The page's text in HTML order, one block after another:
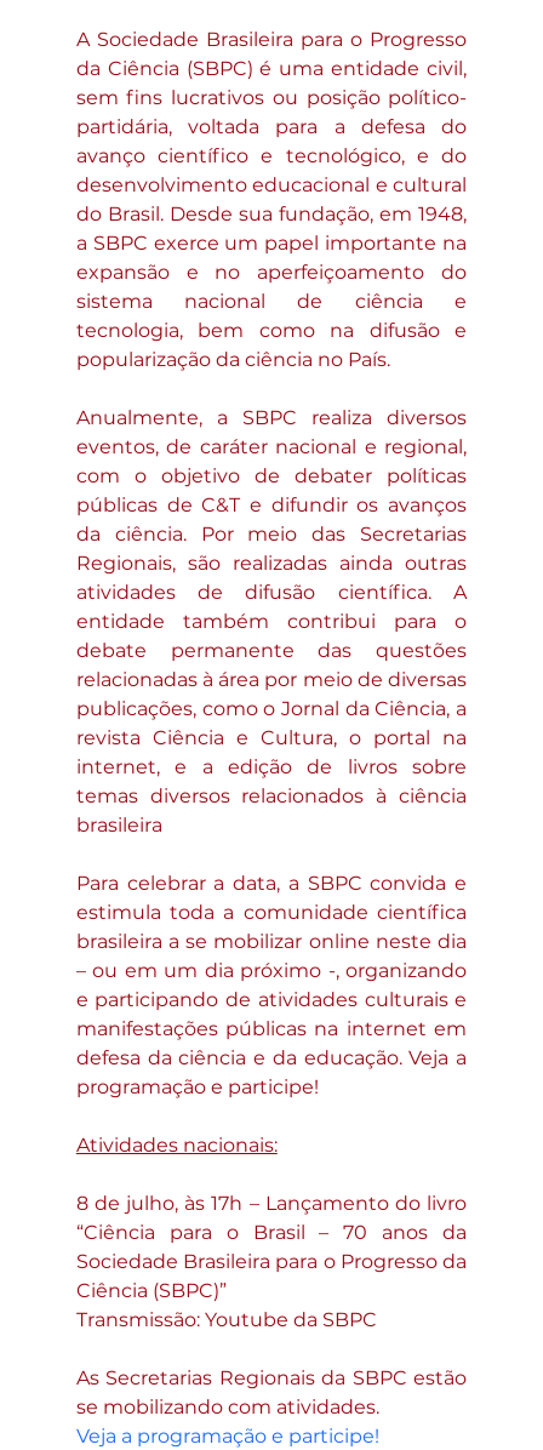
A Sociedade Brasileira para o Progresso
da Ciência (SBPC) é uma entidade civil,
sem fins lucrativos ou posição político-
partidária, voltada para a defesa do
avanço científico e tecnológico, e do
desenvolvimento educacional e cultural
do Brasil. Desde sua fundação, em 1948,
a SBPC exerce um papel importante na
expansão e no aperfeiçoamento do
sistema nacional de ciência e
tecnologia, bem como na difusão e
popularização da ciência no País.
Anualmente, a SBPC realiza diversos
eventos, de caráter nacional e regional,
com o objetivo de debater políticas
públicas de C&T e difundir os avanços
da ciência. Por meio das Secretarias
Regionais, são realizadas ainda outras
atividades de difusão científica. A
entidade também contribui para o
debate permanente das questões
relacionadas à área por meio de diversas
publicações, como o Jornal da Ciência, a
revista Ciência e Cultura, o portal na
internet, e a edição de livros sobre
temas diversos relacionados à ciência
brasileira
Para celebrar a data, a SBPC convida e
estimula toda a comunidade científica
brasileira a se mobilizar online neste dia
– ou em um dia próximo -, organizando
e participando de atividades culturais e
manifestações públicas na internet em
defesa da ciência e da educação. Veja a
programação e participe!
Atividades nacionais:
8 de julho, às 17h – Lançamento do livro
“Ciência para o Brasil – 70 anos da
Sociedade Brasileira para o Progresso da
Ciência (SBPC)”
Transmissão: Youtube da SBPC
As Secretarias Regionais da SBPC estão
se mobilizando com atividades.
Veja a programação e participe!